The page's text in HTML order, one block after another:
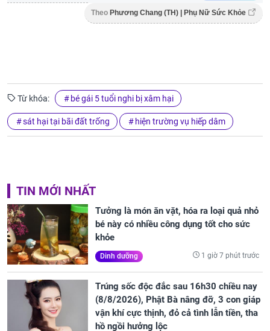
Theo Phương Chang (TH) | Phụ Nữ Sức Khỏe
Từ khóa: bé gái 5 tuổi nghi bị xâm hại
sát hại tại bãi đất trống hiện trường vụ hiếp dâm
TIN MỚI NHẤT
Tưởng là món ăn vặt, hóa ra loại quả nhỏ
bé này có nhiều công dụng tốt cho sức
khỏe
Dinh dưỡng 1 giờ 7 phút trước
Trúng sốc độc đắc sau 16h30 chiều nay
(8/8/2026), Phật Bà nâng đỡ, 3 con giáp
vận khí cực thịnh, đỏ cả tình lẫn tiền, tha
hồ ngồi hưởng lộc